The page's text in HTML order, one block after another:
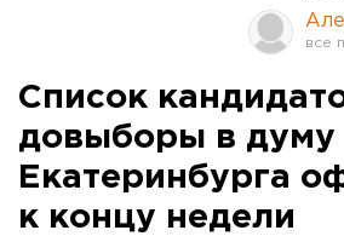
Список
довыборы в думу
Екатеринбурга
к концу недели